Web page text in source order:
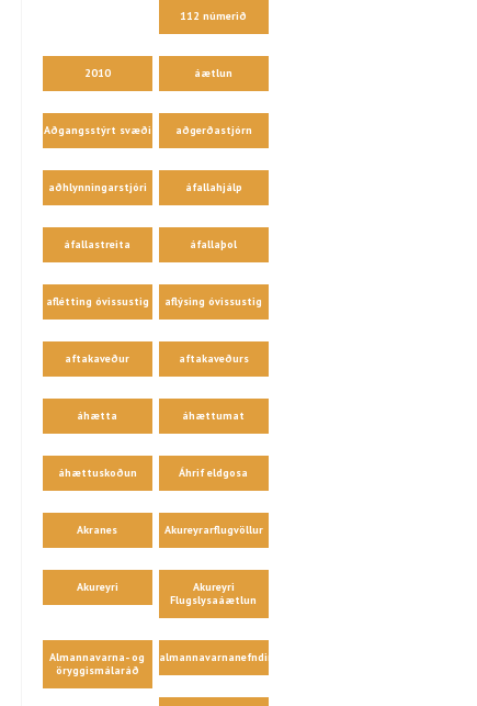
112 númerið
2010 áætlun
Aðgangsstýrt svæði aðgerðastjórn
aðhlynningarstjóri áfallahjálp
áfallastreita áfallaþol
aflétting óvissustig aflýsing óvissustig
aftakaveður aftakaveðurs
áhætta áhættumat
áhættuskoðun Áhrif eldgosa
Akranes Akureyrarflugvöllur
Akureyri
Akureyri
Flugslysaáætlun
Almannavarna- og
öryggismálaráð
almannavarnanefndir